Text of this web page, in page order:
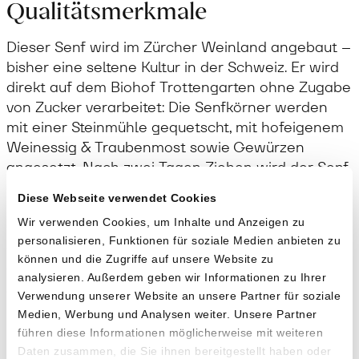
Diese Webseite verwendet Cookies
Wir verwenden Cookies, um Inhalte und Anzeigen zu
personalisieren, Funktionen für soziale Medien anbieten zu
können und die Zugriffe auf unsere Website zu
analysieren. Außerdem geben wir Informationen zu Ihrer
Verwendung unserer Website an unsere Partner für soziale
Medien, Werbung und Analysen weiter. Unsere Partner
führen diese Informationen möglicherweise mit weiteren
Daten zusammen, die Sie ihnen bereitgestellt haben oder
Qualitätsmerkmale
Dieser Senf wird im Zürcher Weinland angebaut –
bisher eine seltene Kultur in der Schweiz. Er wird
direkt auf dem Biohof Trottengarten ohne Zugabe
von Zucker verarbeitet: Die Senfkörner werden
mit einer Steinmühle gequetscht, mit hofeigenem
Weinessig & Traubenmost sowie Gewürzen
angesetzt. Nach zwei Tagen Ziehen wird der Senf
ist der Senf genussbereit. Er verleiht deinen
Gerichten eine angenehme Würze und rundet
den Geschmack ab. Dunkel und kühl gelagert hält
er mindestens ein Jahr, die Schärfe nimmt mit der
Zeit ab.
Lagerung